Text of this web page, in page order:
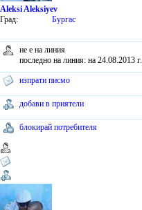
Aleksi Aleksiyev
Град:
Бургас
не е на линия
последно на линия: на 24.08.2013 г.
изпрати писмо
добави в приятели
блокирай потребителя